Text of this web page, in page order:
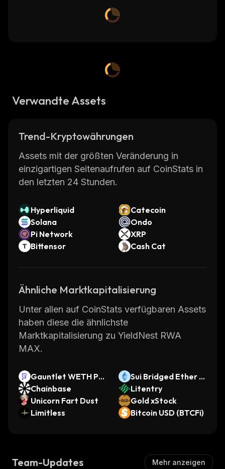
Verwandte Assets
Trend-Kryptowährungen
Assets mit der größten Veränderung in
einzigartigen Seitenaufrufen auf CoinStats in
den letzten 24 Stunden.
Hyperliquid
Catecoin
Solana
Ondo
Pi Network
XRP
Bittensor
Cash Cat
Ähnliche Marktkapitalisierung
Unter allen auf CoinStats verfügbaren Assets
haben diese die ähnlichste
Marktkapitalisierung zu YieldNest RWA
MAX.
Gauntlet WETH PRI
ME V2
Sui Bridged Ether (S
ui)
Chainbase
Litentry
Unicorn Fart Dust
Gold xStock
Limitless
Bitcoin USD (BTCFi)
Team-Updates Mehr anzeigen